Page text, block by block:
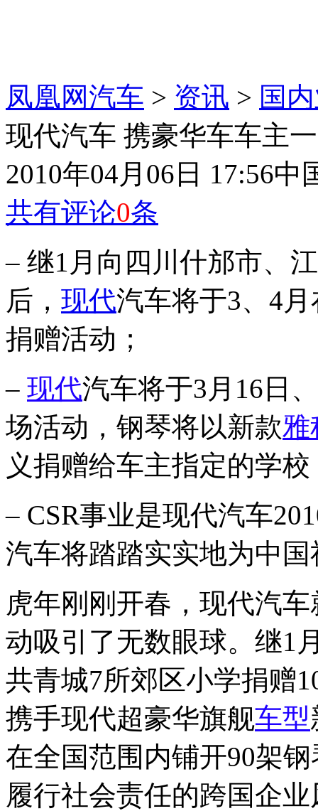
凤凰网汽车 > 资讯 > 国
现代汽车 携豪华车车主
2010年04月06日 17:56中
共有评论0条
– 继1月向四川什邡市、
后， 现代汽车将于3、4
捐赠活动；
– 现代汽车将于3月16日
场活动，钢琴将以新款雅
义捐赠给车主指定的学校
– CSR事业是现代汽车
汽车将踏踏实实地为中
虎年刚刚开春，现代汽
动吸引了无数眼球。继1
共青城7所郊区小学捐赠
携手现代超豪华旗舰车型
在全国范围内铺开90架
履行社会责任的跨国企